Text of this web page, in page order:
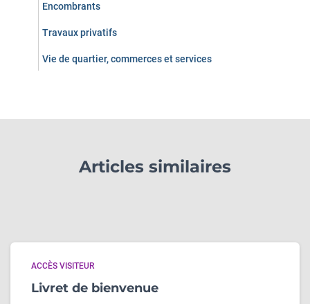
Encombrants
Travaux privatifs
Vie de quartier, commerces et services
Articles similaires
ACCÈS VISITEUR
Livret de bienvenue